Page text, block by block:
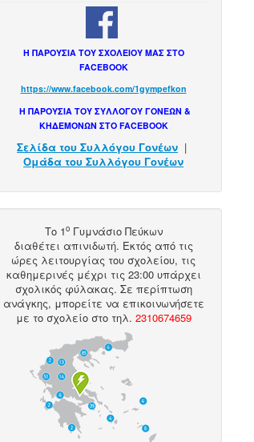
Η ΠΑΡΟΥΣΙΑ ΤΟΥ ΣΧΟΛΕΙΟΥ ΜΑΣ ΣΤΟ
FACEBOOK
https://www.facebook.com/1gympefkon
Η ΠΑΡΟΥΣΙΑ ΤΟΥ ΣΥΛΛΟΓΟΥ ΓΟΝΕΩΝ &
ΚΗΔΕΜΟΝΩΝ ΣΤΟ FACEBOOK
Σελίδα του Συλλόγου Γονέων |
Ομάδα του Συλλόγου Γονέων
Το 1οΓυμνάσιο Πεύκων
διαθέτει απινιδωτή. Εκτός από τις
ώρες λειτουργίας του σχολείου, τις
καθημερινές μέχρι τις 23:00 υπάρχει
σχολικός φύλακας. Σε περίπτωση
ανάγκης, μπορείτε να επικοινωνήσετε
με το σχολείο στο τηλ. 2310674659